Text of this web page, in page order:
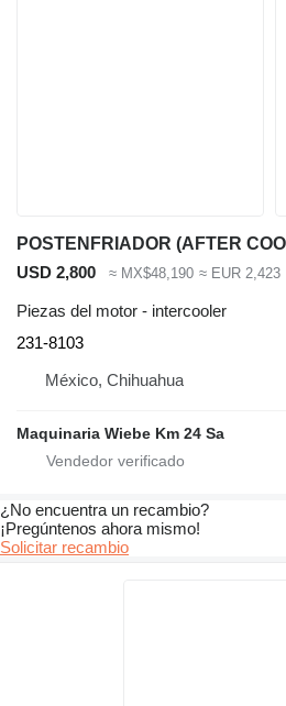
USD 2,800 ≈ MX$48,190 ≈ EUR 2,423
Piezas del motor - intercooler
231-8103
México, Chihuahua
Maquinaria Wiebe Km 24 Sa
¿No encuentra un recambio?
¡Pregúntenos ahora mismo!
Solicitar recambio